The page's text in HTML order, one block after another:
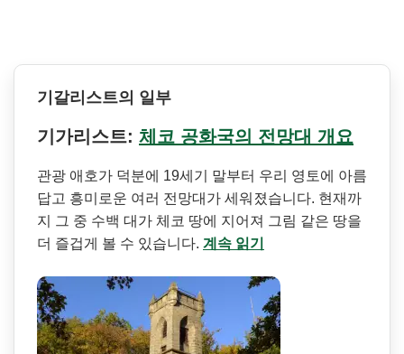
기갈리스트의 일부
기가리스트: 체코 공화국의 전망대 개요
관광 애호가 덕분에 19세기 말부터 우리 영토에 아름
답고 흥미로운 여러 전망대가 세워졌습니다. 현재까
지 그 중 수백 대가 체코 땅에 지어져 그림 같은 땅을
더 즐겁게 볼 수 있습니다. 계속 읽기